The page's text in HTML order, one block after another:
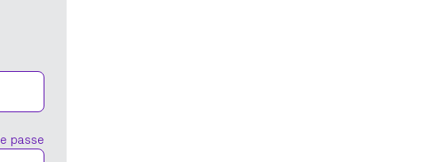
passe